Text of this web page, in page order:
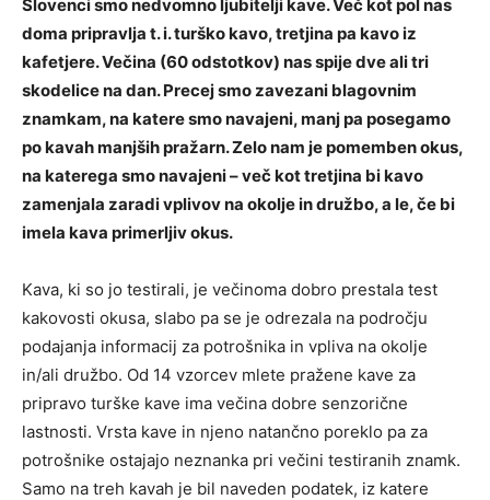
Slovenci smo nedvomno ljubitelji kave. Več kot pol nas
doma pripravlja t. i. turško kavo, tretjina pa kavo iz
kafetjere. Večina (60 odstotkov) nas spije dve ali tri
skodelice na dan. Precej smo zavezani blagovnim
znamkam, na katere smo navajeni, manj pa posegamo
po kavah manjših pražarn. Zelo nam je pomemben okus,
na katerega smo navajeni – več kot tretjina bi kavo
zamenjala zaradi vplivov na okolje in družbo, a le, če bi
imela kava primerljiv okus.
Kava, ki so jo testirali, je večinoma dobro prestala test
kakovosti okusa, slabo pa se je odrezala na področju
podajanja informacij za potrošnika in vpliva na okolje
in/ali družbo. Od 14 vzorcev mlete pražene kave za
pripravo turške kave ima večina dobre senzorične
lastnosti. Vrsta kave in njeno natančno poreklo pa za
potrošnike ostajajo neznanka pri večini testiranih znamk.
Samo na treh kavah je bil naveden podatek, iz katere